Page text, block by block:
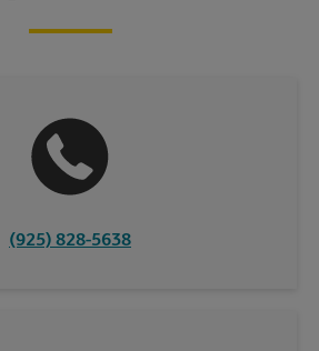
(925) 828-5638